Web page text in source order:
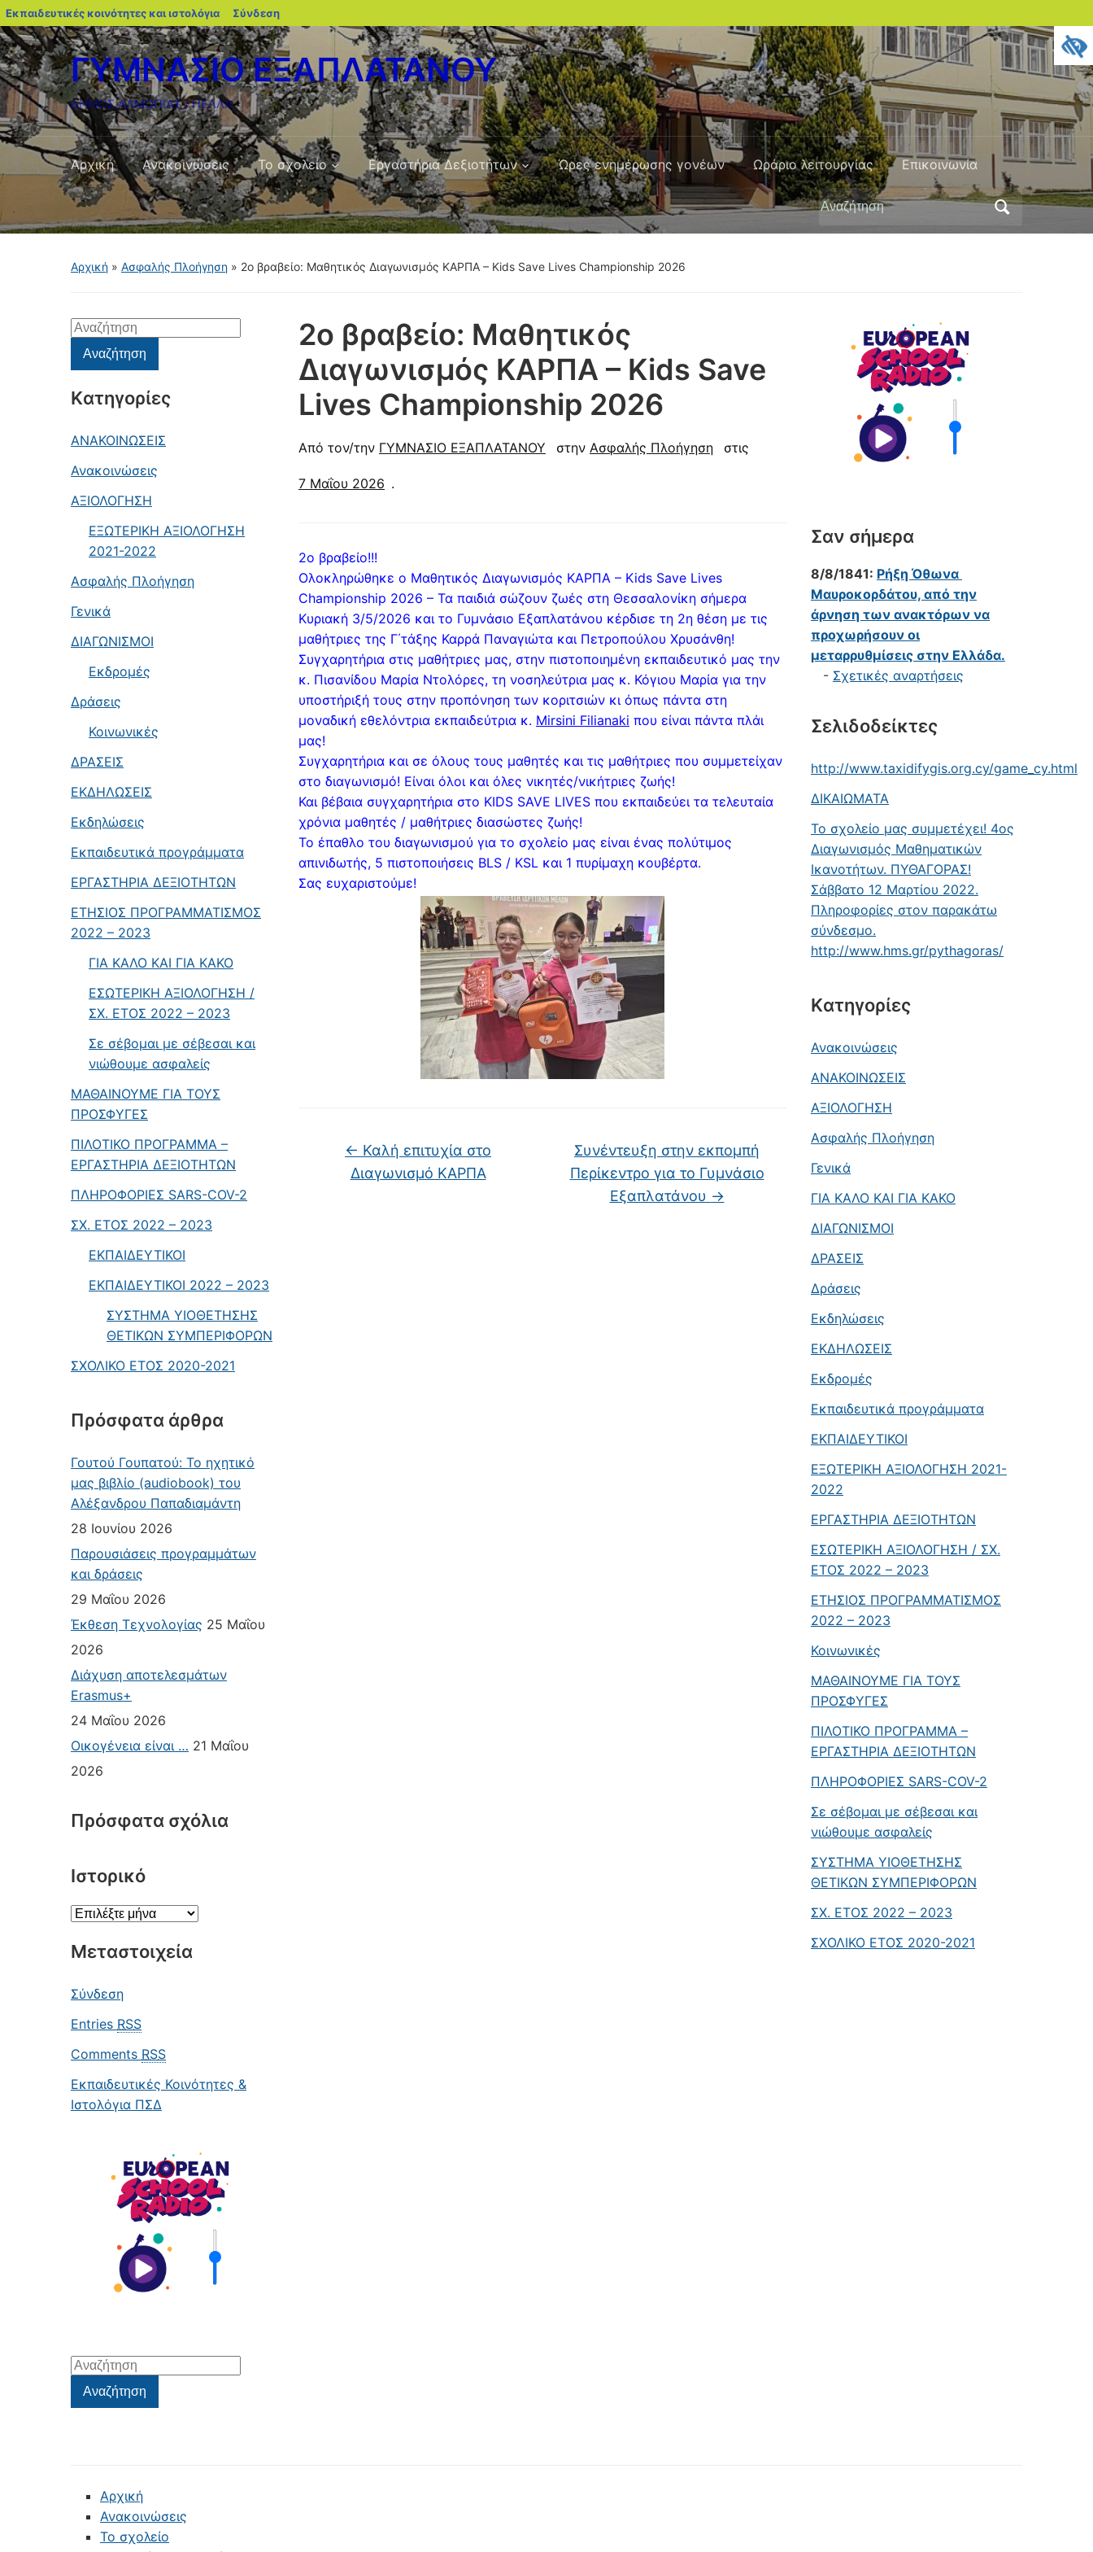
Εκπαιδευτικές κοινότητες και ιστολόγια blogs.sch.gr
Σύνδεση
ΓΥΜΝΑΣΙΟ ΕΞΑΠΛΑΤΑΝΟΥ
ΔΗΜΟΣ ΑΛΜΩΠΙΑΣ / ΠΕΛΛΑ
Αρχική Ανακοινώσεις Το σχολείο Εργαστήρια Δεξιοτήτων Ώρες ενημέρωσης γονέων Ωράριο λειτουργίας Επικοινωνία
Αναζήτηση
για:
Αρχική » Ασφαλής Πλοήγηση » 2ο βραβείο: Μαθητικός Διαγωνισμός ΚΑΡΠΑ – Kids Save Lives Championship 2026
Αναζήτηση
για:Αναζήτηση
Kατηγορίες
ΑΝΑΚΟΙΝΩΣΕΙΣ
Ανακοινώσεις
ΑΞΙΟΛΟΓΗΣΗ
ΕΞΩΤΕΡΙΚΗ ΑΞΙΟΛΟΓΗΣΗ
2021-2022
Ασφαλής Πλοήγηση
Γενικά
ΔΙΑΓΩΝΙΣΜΟΙ
Εκδρομές
Δράσεις
Κοινωνικές
ΔΡΑΣΕΙΣ
ΕΚΔΗΛΩΣΕΙΣ
Εκδηλώσεις
Εκπαιδευτικά προγράμματα
ΕΡΓΑΣΤΗΡΙΑ ΔΕΞΙΟΤΗΤΩΝ
ΕΤΗΣΙΟΣ ΠΡΟΓΡΑΜΜΑΤΙΣΜΟΣ
2022 – 2023
ΓΙΑ ΚΑΛΟ ΚΑΙ ΓΙΑ ΚΑΚΟ
ΕΣΩΤΕΡΙΚΗ ΑΞΙΟΛΟΓΗΣΗ /
ΣΧ. ΕΤΟΣ 2022 – 2023
Σε σέβομαι με σέβεσαι και
νιώθουμε ασφαλείς
ΜΑΘΑΙΝΟΥΜΕ ΓΙΑ ΤΟΥΣ
ΠΡΟΣΦΥΓΕΣ
ΠΙΛΟΤΙΚΟ ΠΡΟΓΡΑΜΜΑ –
ΕΡΓΑΣΤΗΡΙΑ ΔΕΞΙΟΤΗΤΩΝ
ΠΛΗΡΟΦΟΡΙΕΣ SARS-COV-2
ΣΧ. ΕΤΟΣ 2022 – 2023
ΕΚΠΑΙΔΕΥΤΙΚΟΙ
ΕΚΠΑΙΔΕΥΤΙΚΟΙ 2022 – 2023
ΣΥΣΤΗΜΑ ΥΙΟΘΕΤΗΣΗΣ
ΘΕΤΙΚΩΝ ΣΥΜΠΕΡΙΦΟΡΩΝ
ΣΧΟΛΙΚΟ ΕΤΟΣ 2020-2021
Πρόσφατα άρθρα
Γουτού Γουπατού: Το ηχητικό
μας βιβλίο (audiobook) του
Αλέξανδρου Παπαδιαμάντη
28 Ιουνίου 2026
Παρουσιάσεις προγραμμάτων
και δράσεις
29 Μαΐου 2026
Έκθεση Τεχνολογίας 25 Μαΐου
2026
Διάχυση αποτελεσμάτων
Erasmus+
24 Μαΐου 2026
Οικογένεια είναι … 21 Μαΐου
2026
Πρόσφατα σχόλια
Ιστορικό
Ιστορικό
Μεταστοιχεία
Σύνδεση
Entries RSS
Comments RSS
Εκπαιδευτικές Κοινότητες &
Ιστολόγια ΠΣΔ
Αναζήτηση
για:Αναζήτηση
2ο βραβείο: Μαθητικός
Διαγωνισμός ΚΑΡΠΑ – Kids Save
Lives Championship 2026
Από τον/την ΓΥΜΝΑΣΙΟ ΕΞΑΠΛΑΤΑΝΟΥ στην Ασφαλής Πλοήγηση στις
7 Μαΐου 2026 .
2ο βραβείο!!!
Ολοκληρώθηκε ο Μαθητικός Διαγωνισμός ΚΑΡΠΑ – Kids Save Lives
Championship 2026 – Τα παιδιά σώζουν ζωές στη Θεσσαλονίκη σήμερα
Κυριακή 3/5/2026 και το Γυμνάσιο Εξαπλατάνου κέρδισε τη 2η θέση με τις
μαθήτριες της Γ΄τάξης Καρρά Παναγιώτα και Πετροπούλου Χρυσάνθη!
Συγχαρητήρια στις μαθήτριες μας, στην πιστοποιημένη εκπαιδευτικό μας την
κ. Πισανίδου Μαρία Ντολόρες, τη νοσηλεύτρια μας κ. Κόγιου Μαρία για την
υποστήριξή τους στην προπόνηση των κοριτσιών κι όπως πάντα στη
μοναδική εθελόντρια εκπαιδεύτρια κ. Mirsini Filianaki που είναι πάντα πλάι
μας!
Συγχαρητήρια και σε όλους τους μαθητές και τις μαθήτριες που συμμετείχαν
στο διαγωνισμό! Είναι όλοι και όλες νικητές/νικήτριες ζωής!
Και βέβαια συγχαρητήρια στο KIDS SAVE LIVES που εκπαιδεύει τα τελευταία
χρόνια μαθητές / μαθήτριες διασώστες ζωής!
Το έπαθλο του διαγωνισμού για το σχολείο μας είναι ένας πολύτιμος
απινιδωτής, 5 πιστοποιήσεις BLS / KSL και 1 πυρίμαχη κουβέρτα.
Σας ευχαριστούμε!
← Καλή επιτυχία στο
Διαγωνισμό ΚΑΡΠΑ
Συνέντευξη στην εκπομπή
Περίκεντρο για το Γυμνάσιο
Εξαπλατάνου →
Σαν σήμερα
8/8/1841: Ρήξη Όθωνα 
Μαυροκορδάτου, από την
άρνηση των ανακτόρων να
προχωρήσουν οι
μεταρρυθμίσεις στην Ελλάδα.
- Σχετικές αναρτήσεις
Σελιδοδείκτες
http://www.taxidifygis.org.cy/game_cy.html
ΔΙΚΑΙΩΜΑΤΑ
Το σχολείο μας συμμετέχει! 4ος
Διαγωνισμός Μαθηματικών
Ικανοτήτων. ΠΥΘΑΓΟΡΑΣ!
Σάββατο 12 Μαρτίου 2022.
Πληροφορίες στον παρακάτω
σύνδεσμο.
http://www.hms.gr/pythagoras/
Kατηγορίες
Ανακοινώσεις
ΑΝΑΚΟΙΝΩΣΕΙΣ
ΑΞΙΟΛΟΓΗΣΗ
Ασφαλής Πλοήγηση
Γενικά
ΓΙΑ ΚΑΛΟ ΚΑΙ ΓΙΑ ΚΑΚΟ
ΔΙΑΓΩΝΙΣΜΟΙ
ΔΡΑΣΕΙΣ
Δράσεις
Εκδηλώσεις
ΕΚΔΗΛΩΣΕΙΣ
Εκδρομές
Εκπαιδευτικά προγράμματα
ΕΚΠΑΙΔΕΥΤΙΚΟΙ
ΕΞΩΤΕΡΙΚΗ ΑΞΙΟΛΟΓΗΣΗ 2021-
2022
ΕΡΓΑΣΤΗΡΙΑ ΔΕΞΙΟΤΗΤΩΝ
ΕΣΩΤΕΡΙΚΗ ΑΞΙΟΛΟΓΗΣΗ / ΣΧ.
ΕΤΟΣ 2022 – 2023
ΕΤΗΣΙΟΣ ΠΡΟΓΡΑΜΜΑΤΙΣΜΟΣ
2022 – 2023
Κοινωνικές
ΜΑΘΑΙΝΟΥΜΕ ΓΙΑ ΤΟΥΣ
ΠΡΟΣΦΥΓΕΣ
ΠΙΛΟΤΙΚΟ ΠΡΟΓΡΑΜΜΑ –
ΕΡΓΑΣΤΗΡΙΑ ΔΕΞΙΟΤΗΤΩΝ
ΠΛΗΡΟΦΟΡΙΕΣ SARS-COV-2
Σε σέβομαι με σέβεσαι και
νιώθουμε ασφαλείς
ΣΥΣΤΗΜΑ ΥΙΟΘΕΤΗΣΗΣ
ΘΕΤΙΚΩΝ ΣΥΜΠΕΡΙΦΟΡΩΝ
ΣΧ. ΕΤΟΣ 2022 – 2023
ΣΧΟΛΙΚΟ ΕΤΟΣ 2020-2021
Αρχική
Ανακοινώσεις
Το σχολείο